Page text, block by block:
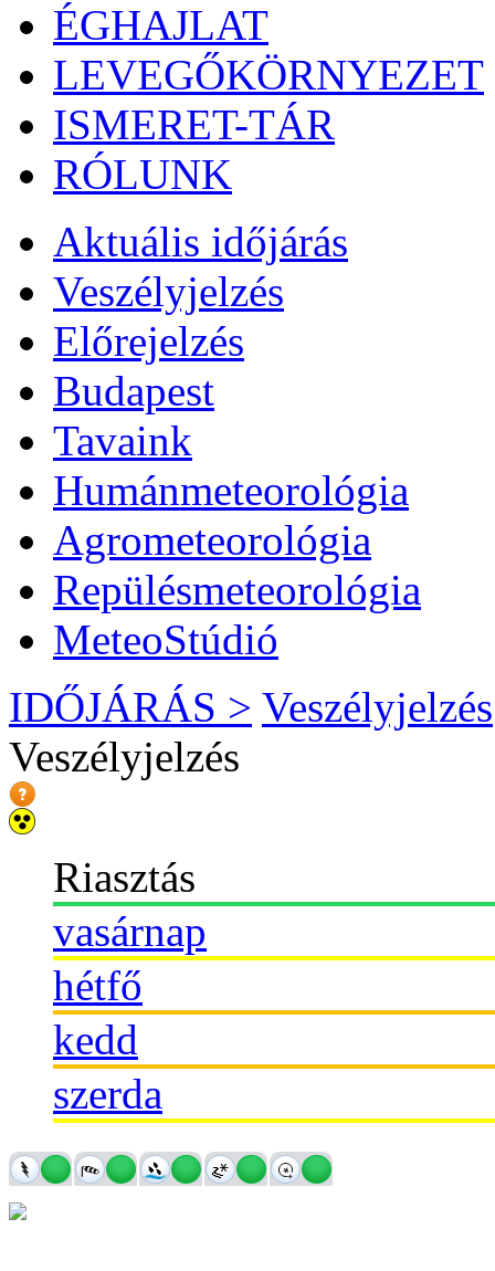
ÉGHAJLAT
LEVEGŐKÖRNYEZET
ISMERET-TÁR
RÓLUNK
Aktuális időjárás
Veszélyjelzés
Előrejelzés
Budapest
Tavaink
Humánmeteorológia
Agrometeorológia
Repülésmeteorológia
MeteoStúdió
IDŐJÁRÁS > Veszélyjelzés
Veszélyjelzés
Riasztás
vasárnap
hétfő
kedd
szerda